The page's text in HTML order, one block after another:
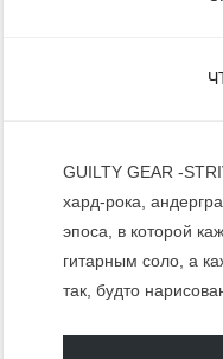
GUILTY GEAR -
хард-рока,
эпоса, в которой
гитарным соло, а
так, будто